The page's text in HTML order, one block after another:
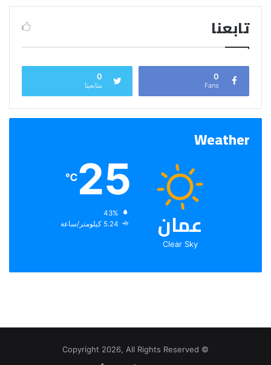
تابعنا
0
Fans
0
متابعينا
Weather
عمان
Clear Sky
25
℃
الرطوبة:
الرياح:
© Copyright 2026, All Rights Reserved